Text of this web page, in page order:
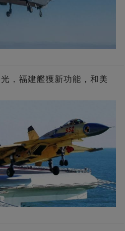
，福建艦獲新功能，和美